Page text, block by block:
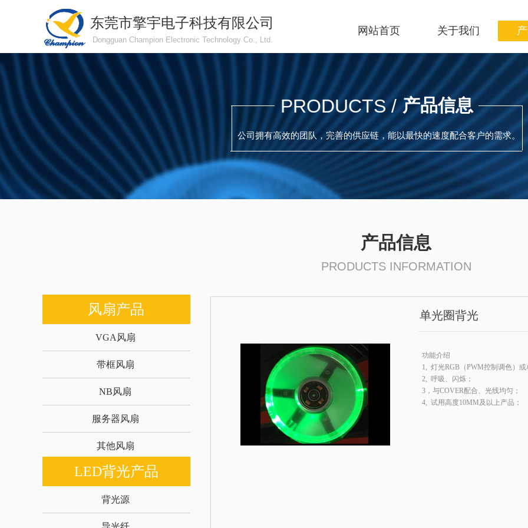
东莞市擎宇电子科技有限公司 网站首页 关于我们
Dongguan Champion Electronic Technology Co., Ltd.
公司拥有高效的团队，完善的供应链，能以最快的速度配合客户的需求。
PRODUCTS / 产品信息
VGA风扇
带框风扇
NB风扇
服务器风扇
其他风扇
风扇产品
LED背光产品
背光源
产品信息
PRODUCTS INFORMATION
单光圈背光
功能介绍
1, 灯光RGB（PWM控制调色）或
2, 呼吸、闪烁；
3，与COVER配合、光线均匀；
4, 试用高度10MM及以上产品；